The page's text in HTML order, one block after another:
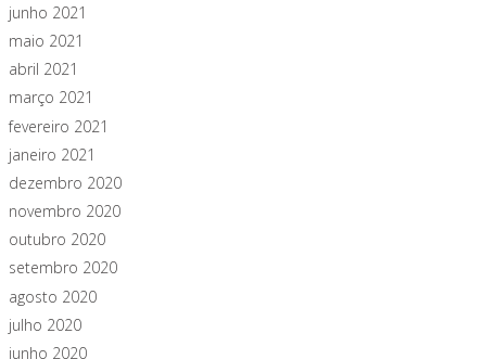
junho 2021
maio 2021
abril 2021
março 2021
fevereiro 2021
janeiro 2021
dezembro 2020
novembro 2020
outubro 2020
setembro 2020
agosto 2020
julho 2020
junho 2020